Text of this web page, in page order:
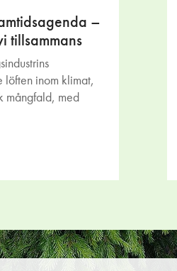
–
tillsammans
löften inom klimat,
mångfald, med